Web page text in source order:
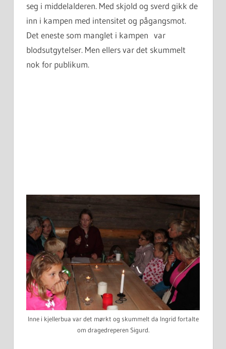
seg i middelalderen. Med skjold og sverd gikk de
inn i kampen med intensitet og pågangsmot.
Det eneste som manglet i kampen var
blodsutgytelser. Men ellers var det skummelt
nok for publikum.
Inne i kjellerbua var det mørkt og skummelt da Ingrid fortalte
om dragedreperen Sigurd.